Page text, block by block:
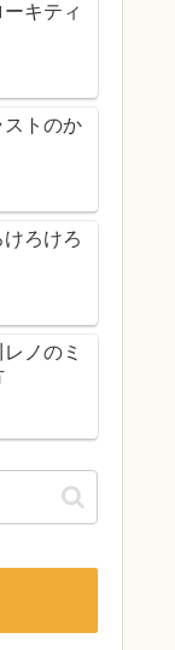
ーキティ
ストのか
けろけろ
ノのミ